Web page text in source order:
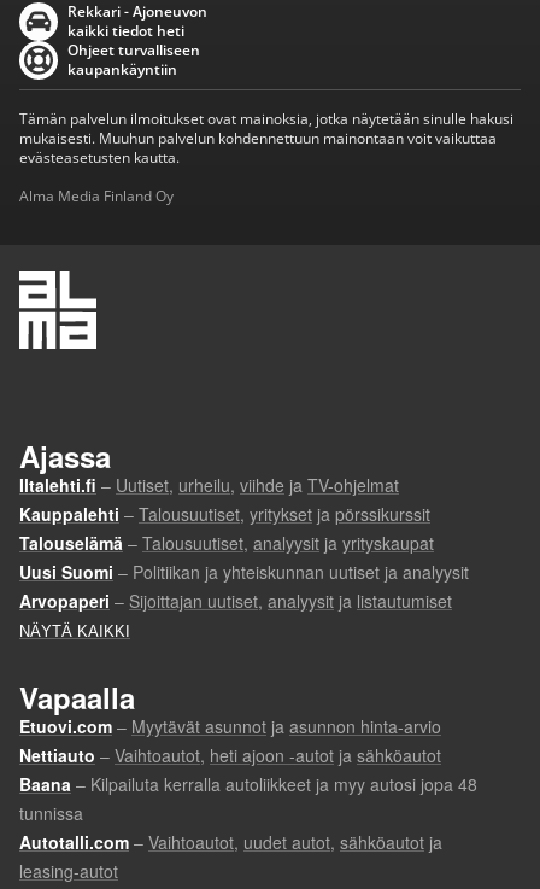
Rekkari - Ajoneuvon
kaikki tiedot heti
Ohjeet turvalliseen
kaupankäyntiin
Tämän palvelun ilmoitukset ovat mainoksia, jotka näytetään sinulle hakusi
mukaisesti. Muuhun palvelun kohdennettuun mainontaan voit vaikuttaa
evästeasetusten kautta.
Alma Media Finland Oy